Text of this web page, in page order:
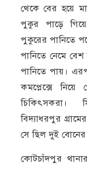
থেকে বের হয়ে
পুকুর পাড়ে
পুকুরের পানিতে
পানিতে নেমে
পানিতে পায়।
কমপ্লেক্সে
চিকিৎসকরা।
বিদ্যাধরপুর
সে ছিল দুই
কোটচাঁদপুর